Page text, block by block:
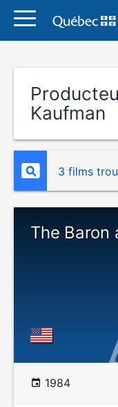
Kaufman
3 films
The Baron
1984